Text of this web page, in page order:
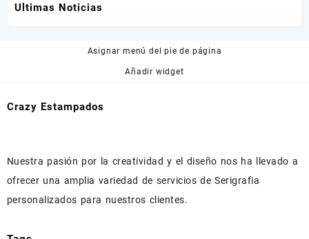
Ultimas Noticias
Asignar menú del pie de página
Añadir widget
Crazy Estampados
Nuestra pasión por la creatividad y el diseño nos ha llevado a
ofrecer una amplia variedad de servicios de Serigrafia
personalizados para nuestros clientes.